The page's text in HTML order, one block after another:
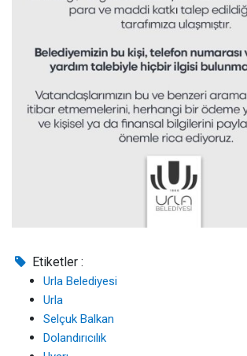
Etiketler :
Urla Belediyesi
Urla
Selçuk Balkan
Dolandırıcılık